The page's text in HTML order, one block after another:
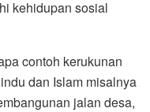
kehidupan sosial
contoh kerukunan
dan Islam misalnya
jalan desa,